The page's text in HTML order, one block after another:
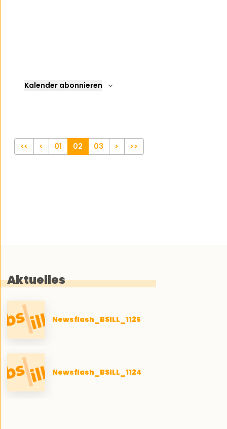
Kalender abonnieren
<< < 01 02 03 > >>
Aktuelles
Newsflash_BSILL_1125
Newsflash_BSILL_1124